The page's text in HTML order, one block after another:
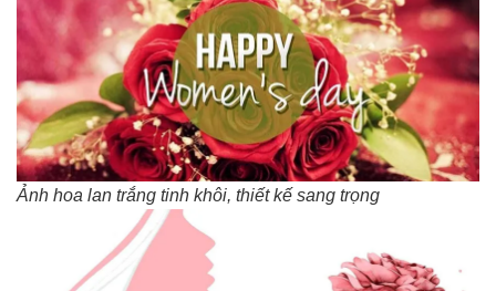
Ảnh hoa lan trắng tinh khôi, thiết kế sang trọng